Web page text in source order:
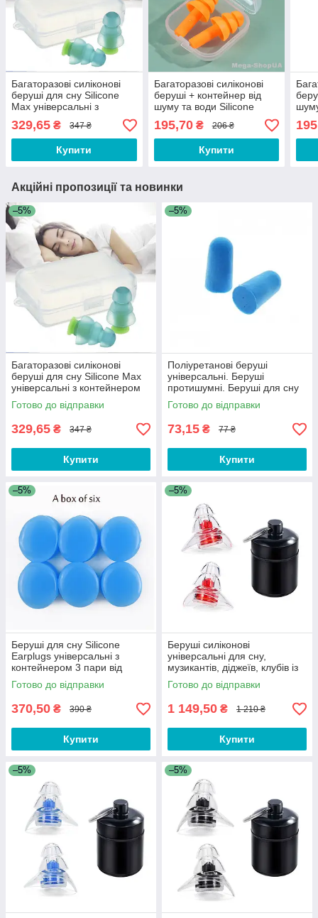
Багаторазові силіконові
беруші для сну Silicone
Max універсальні з
контейнером від шуму та
води Light Green
329,65 ₴ 347 ₴
Купити
Багаторазові силіконові
беруші + контейнер від
шуму та води Silicone
W23O. Беруші
протишумні. Беруші для
сну
195,70₴ 206 ₴
Купити
сну
Акційні пропозиції та новинки
–5%
Багаторазові силіконові
беруші для сну Silicone Max
універсальні з контейнером
від шуму та води Light Green
Готово до відправки
329,65 ₴ 347 ₴
Купити
–5%
Поліуретанові беруші
універсальні. Беруші
протишумні. Беруші для сну
Готово до відправки
73,15 ₴ 77 ₴
Купити
–5%
Беруші для сну Silicone
Earplugs універсальні з
контейнером 3 пари від
шуму, води та пилу. Беруші
від шуму
Готово до відправки
370,50 ₴ 390 ₴
Купити
–5%
Беруші силіконові
універсальні для сну,
музикантів, діджеїв, клубів із
контейнером Silicone Ear
Plugs Pro Red
Готово до відправки
1 149,50 ₴ 1 210 ₴
Купити
–5% –5%